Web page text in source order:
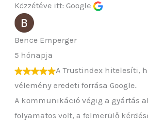
Közzétéve itt: Google
Bence Emperger
5 hónapja
A Trustindex hitelesíti,
vélemény eredeti forrása Google.
A kommunikáció végig a gyártás
folyamatos volt, a felmerülő